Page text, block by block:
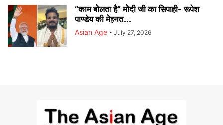
“काम बोलता है” मोदी जी का सिपाही- रूपेश
पाण्डेय की मेहनत...
Asian Age - July 27, 2026